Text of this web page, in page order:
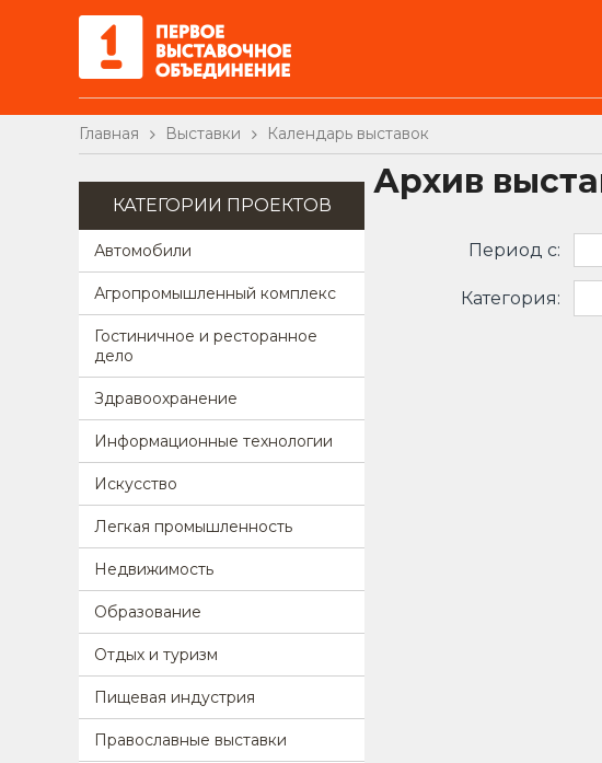
Главная Выставки Календарь выставок
КАТЕГОРИИ ПРОЕКТОВ
Автомобили
Агропромышленный комплекс
Гостиничное и ресторанное
дело
Здравоохранение
Информационные технологии
Искусство
Легкая промышленность
Недвижимость
Образование
Отдых и туризм
Пищевая индустрия
Православные выставки
Архив
Период c:
Категория: